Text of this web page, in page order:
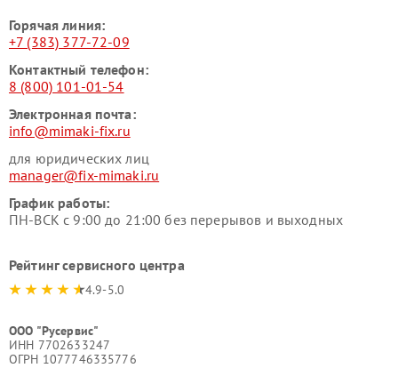
Горячая линия:
+7 (383) 377-72-09
Контактный телефон:
8 (800) 101-01-54
Электронная почта:
info@mimaki-fix.ru
для юридических лиц
manager@fix-mimaki.ru
График работы:
ПН-ВСК с 9:00 до 21:00 без перерывов и выходных
Рейтинг сервисного центра
4.9-5.0
ООО "Русервис"
ИНН 7702633247
ОГРН 1077746335776